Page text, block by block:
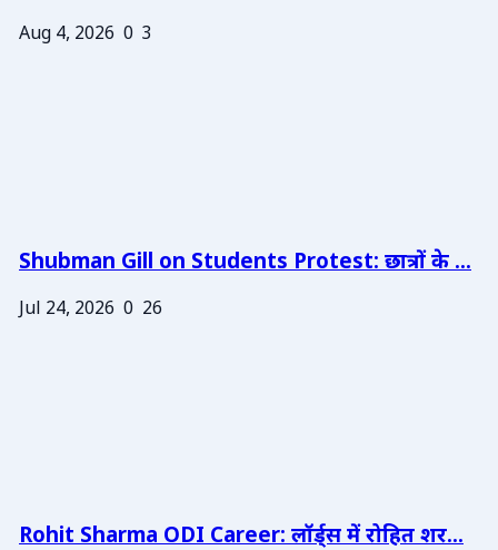
Aug 4, 2026 0 3
Shubman Gill on Students Protest: छात्रों के ...
Jul 24, 2026 0 26
Rohit Sharma ODI Career: लॉर्ड्स में रोहित शर...